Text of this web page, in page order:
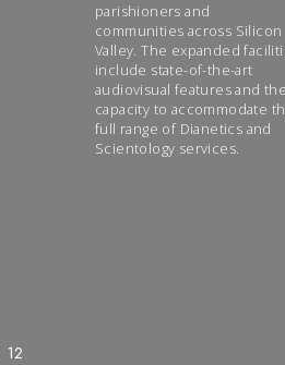
parishioners and
communities across Silicon
Valley. The expanded
include state-of-the-art
audiovisual features and the
capacity to accommodate
full range of Dianetics and
Scientology services.
12